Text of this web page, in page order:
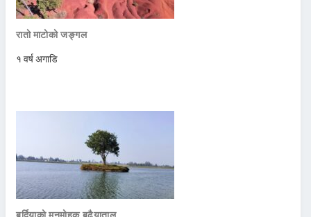
रातो माटोको जङ्गल
१ वर्ष अगाडि
बर्दियाको मनमोहक बढैयाताल